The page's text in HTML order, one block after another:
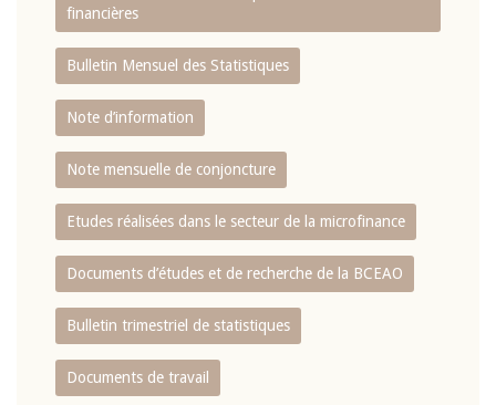
financières
Bulletin Mensuel des Statistiques
Note d’information
Note mensuelle de conjoncture
Etudes réalisées dans le secteur de la microfinance
Documents d’études et de recherche de la BCEAO
Bulletin trimestriel de statistiques
Documents de travail